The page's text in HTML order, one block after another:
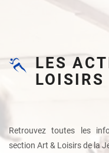
LES
LOISIRS
Retrouvez toutes les
section Art & Loisirs de la